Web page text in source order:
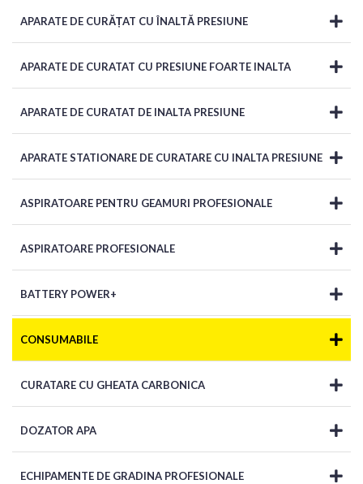
APARATE DE CURĂȚAT CU ÎNALTĂ PRESIUNE
APARATE DE CURATAT CU PRESIUNE FOARTE INALTA
APARATE DE CURATAT DE INALTA PRESIUNE
APARATE STATIONARE DE CURATARE CU INALTA PRESIUNE
ASPIRATOARE PENTRU GEAMURI PROFESIONALE
ASPIRATOARE PROFESIONALE
BATTERY POWER+
CONSUMABILE
CURATARE CU GHEATA CARBONICA
DOZATOR APA
ECHIPAMENTE DE GRADINA PROFESIONALE